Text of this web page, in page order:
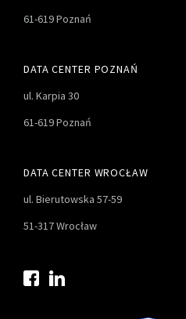
61-619 Poznań
DATA CENTER POZNAŃ
ul. Karpia 30
61-619 Poznań
DATA CENTER WROCŁAW
ul. Bierutowska 57-59
51-317 Wrocław